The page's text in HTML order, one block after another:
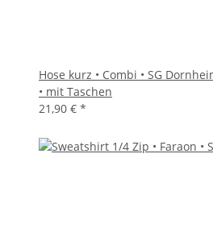
Hose kurz • Combi • SG
• mit Taschen
21,90 € *